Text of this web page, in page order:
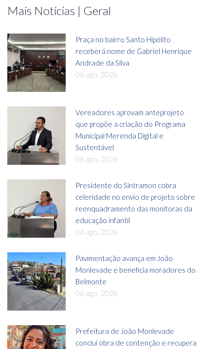
Mais Notícias | Geral
Praça no bairro Santo Hipólito
receberá nome de Gabriel Henrique
Andrade da Silva
06 ago, 2026
Vereadores aprovam anteprojeto
que propõe a criação do Programa
Municipal Merenda Digital e
Sustentável
06 ago, 2026
Presidente do Sintramon cobra
celeridade no envio de projeto sobre
reenquadramento das monitoras da
educação infantil
06 ago, 2026
Pavimentação avança em João
Monlevade e beneficia moradores do
Belmonte
06 ago, 2026
Prefeitura de João Monlevade
conclui obra de contenção e recupera